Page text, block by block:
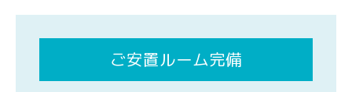
ご安置ルーム完備